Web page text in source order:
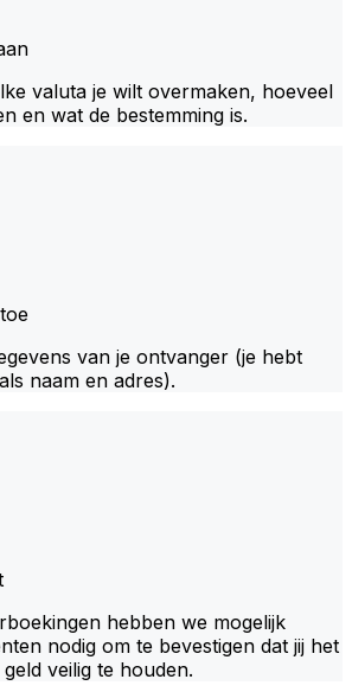
valuta je wilt overmaken, hoeveel
en wat de bestemming is.
van je ontvanger (je hebt
naam en adres).
hebben we mogelijk
nodig om te bevestigen dat jij het
veilig te houden.